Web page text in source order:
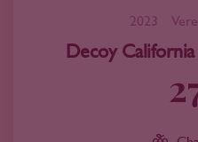
2023
Decoy